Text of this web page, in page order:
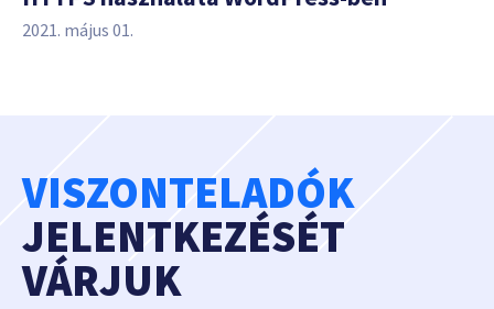
2021. május 01.
VISZONTELADÓK
JELENTKEZÉSÉT
VÁRJUK